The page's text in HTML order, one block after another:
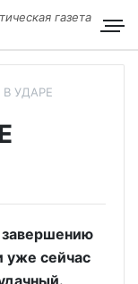
газета
УДАРЕ
уже сейчас